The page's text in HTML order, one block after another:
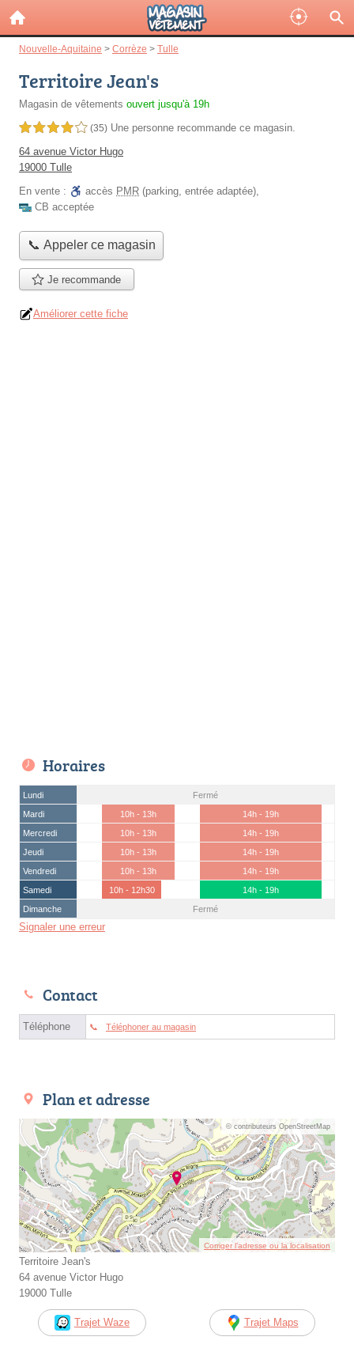
Nouvelle-Aquitaine > Corrèze > Tulle
Territoire Jean's
Magasin de vêtements ouvert jusqu'à 19h
4,0 étoiles sur 5 (35) Une personne recommande ce magasin.
64 avenue Victor Hugo
19000 Tulle
En vente :
accès PMR (parking, entrée adaptée),
CB acceptée
📞 Appeler ce magasin
Je recommande
Améliorer cette fiche
Horaires
Lundi
Fermé
Mardi
10h - 13h
14h - 19h
Mercredi
10h - 13h
14h - 19h
Jeudi
10h - 13h
14h - 19h
Vendredi
10h - 13h
14h - 19h
Samedi
10h - 12h30
14h - 19h
Dimanche
Fermé
Signaler une erreur
Contact
Téléphone Téléphoner au magasin
Plan et adresse
© contributeurs OpenStreetMap
Corriger l’adresse ou la localisation
Territoire Jean's
64 avenue Victor Hugo
19000 Tulle
Trajet Waze Trajet Maps